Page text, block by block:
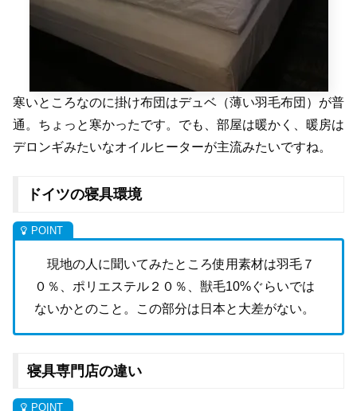
寒いところなのに掛け布団はデュベ（薄い羽毛布団）が普
通。ちょっと寒かったです。でも、部屋は暖かく、暖房は
デロンギみたいなオイルヒーターが主流みたいですね。
ドイツの寝具環境
現地の人に聞いてみたところ使用素材は羽毛７
０％、ポリエステル２０％、獣毛10%ぐらいでは
ないかとのこと。この部分は日本と大差がない。
寝具専門店の違い